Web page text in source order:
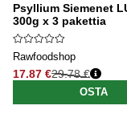
Psyllium Siemenet
300g x 3 pakettia
Rawfoodshop
17.87 €
Normaali hinta
29.78 €
OSTA